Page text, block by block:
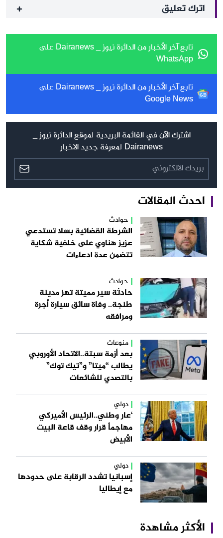
اترك تعليق
تابع آخر الأخبار من الدائرة نيوز _ Dairanews على
WhatsApp
تابع آخر الأخبار من الدائرة نيوز _ Dairanews على
Google News
اشترك الآن في القائمة البريدية لموقع الدائرة نيوز _
Dairanews لمعرفة جديد الاخبار
احدث المقالات
حوادث
الشرطة القضائية بسلا تستدعي
عزيز هناوي على خلفية شكاية
تتضمن عدة ادعاءات
حوادث
حادثة سير مميتة تهز مدينة
طنجة.. وفاة سائق سيارة أجرة
ومرافقه
منوعات
بعد أزمة سبتة..الاتحاد الأوروبي
يطالب “ميتا” و”تيك توك”
بالتصدي للشائعات
دولي
‘عار وطني..الرئيس الأميركي
مهاجماً قرار وقف قاعة البيت
الأبيض
دولي
إسبانيا تشدد الرقابة على حدودها
مع إيطاليا
الأكثر مشاهدة